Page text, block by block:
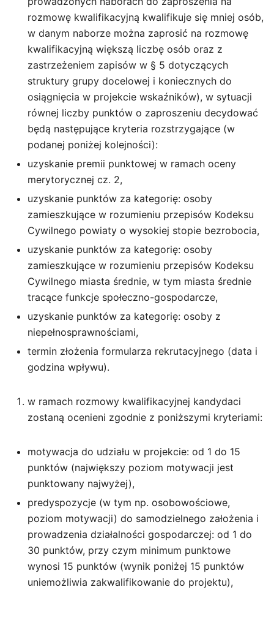
rozmowę kwalifikacyjną kwalifikuje się mniej osób,
w danym naborze można zaprosić na rozmowę
kwalifikacyjną większą liczbę osób oraz z
zastrzeżeniem zapisów w § 5 dotyczących
struktury grupy docelowej i koniecznych do
osiągnięcia w projekcie wskaźników), w sytuacji
równej liczby punktów o zaproszeniu decydować
będą następujące kryteria rozstrzygające (w
podanej poniżej kolejności):
uzyskanie premii punktowej w ramach oceny
merytorycznej cz. 2,
uzyskanie punktów za kategorię: osoby
zamieszkujące w rozumieniu przepisów Kodeksu
Cywilnego powiaty o wysokiej stopie bezrobocia,
uzyskanie punktów za kategorię: osoby
zamieszkujące w rozumieniu przepisów Kodeksu
Cywilnego miasta średnie, w tym miasta średnie
tracące funkcje społeczno-gospodarcze,
uzyskanie punktów za kategorię: osoby z
niepełnosprawnościami,
termin złożenia formularza rekrutacyjnego (data i
godzina wpływu).
w ramach rozmowy kwalifikacyjnej kandydaci
zostaną ocenieni zgodnie z poniższymi kryteriami:
motywacja do udziału w projekcie: od 1 do 15
punktów (największy poziom motywacji jest
punktowany najwyżej),
predyspozycje (w tym np. osobowościowe,
poziom motywacji) do samodzielnego założenia i
prowadzenia działalności gospodarczej: od 1 do
30 punktów, przy czym minimum punktowe
wynosi 15 punktów (wynik poniżej 15 punktów
uniemożliwia zakwalifikowanie do projektu),